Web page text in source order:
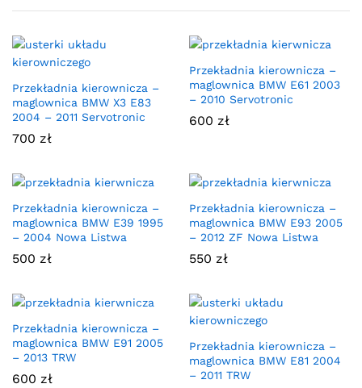
Przekładnia kierownicza –
maglownica BMW X3 E83
2004 – 2011 Servotronic
700 zł
Przekładnia kierownicza –
maglownica BMW E61 2003
– 2010 Servotronic
600 zł
Przekładnia kierownicza –
maglownica BMW E39 1995
– 2004 Nowa Listwa
500 zł
Przekładnia kierownicza –
maglownica BMW E93 2005
– 2012 ZF Nowa Listwa
550 zł
Przekładnia kierownicza –
maglownica BMW E91 2005
– 2013 TRW
600 zł
Przekładnia kierownicza –
maglownica BMW E81 2004
– 2011 TRW